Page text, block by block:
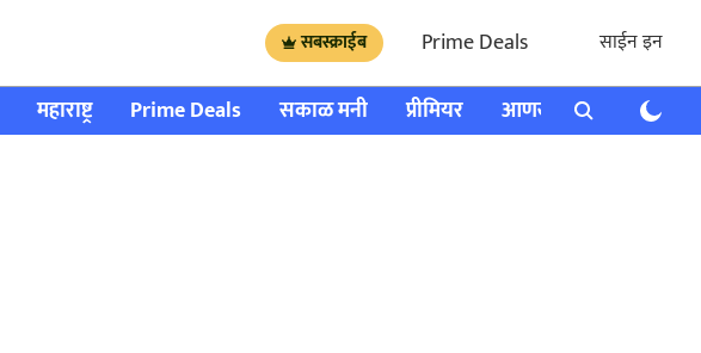
सबस्क्राईब Prime Deals साईन इन
महाराष्ट्र Prime Deals सकाळ मनी प्रीमियर आणखी राशी भविष्य